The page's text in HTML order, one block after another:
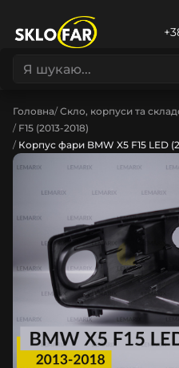
Головна Скло, корпуси та
F15 (2013-2018)
Корпус фари BMW X5 F15 LED